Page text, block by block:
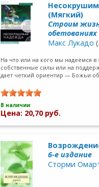
(Мягкий)
Строим
обетованиях
Макс Лукадо
На что или на кого мы надеемся
собственные силы или на
дает четкий ориентир — Божьи
В наличии
Цена: 20,70 руб.
6-е издание
Сторми